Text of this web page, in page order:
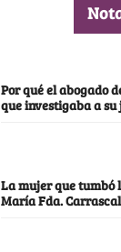
Por qué el abogado
que investigaba a su
La mujer que tumbó
María Fda.